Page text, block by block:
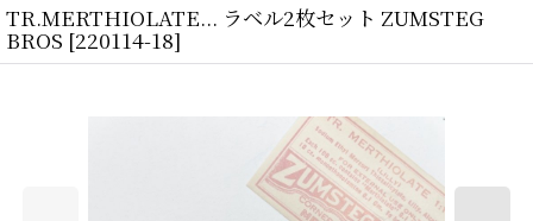
TR.MERTHIOLATE... ラベル2枚セット ZUMSTEG
BROS [220114-18]